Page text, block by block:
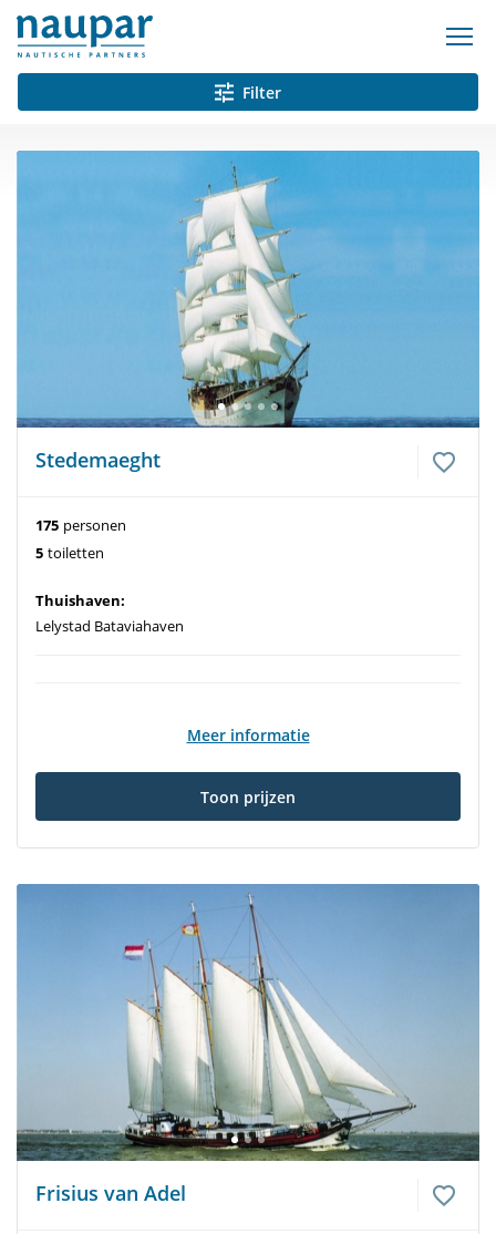
Filter
Stedemaeght
175 personen
5 toiletten
Thuishaven:
Lelystad Bataviahaven
Meer informatie
Toon prijzen
Frisius van Adel